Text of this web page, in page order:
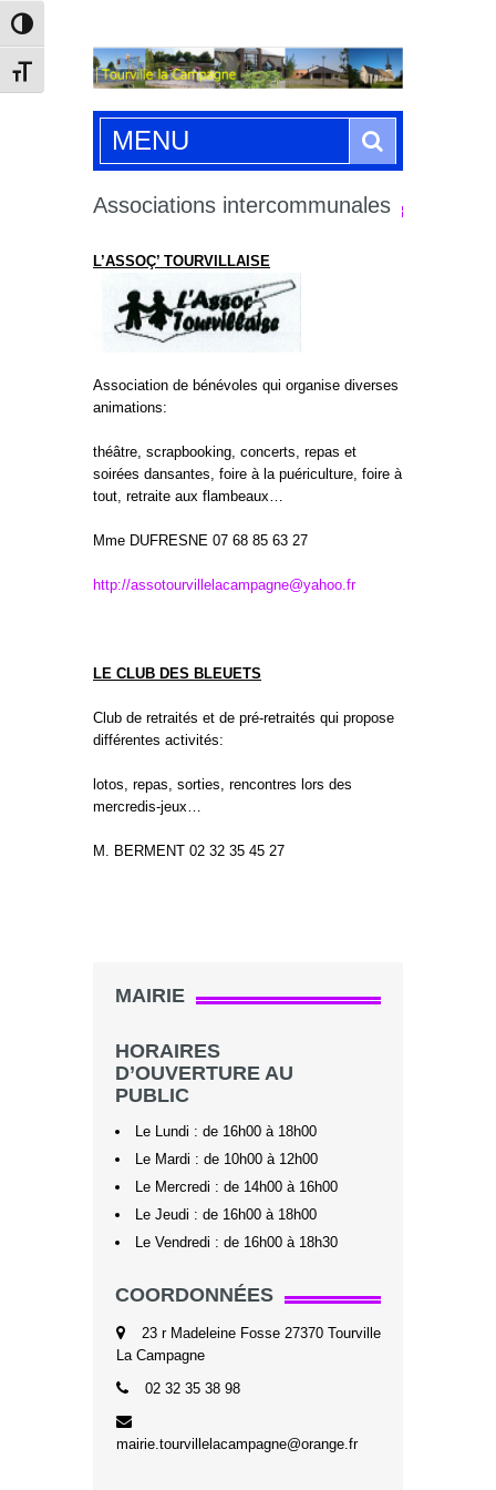
Passer en contraste élevé
Changer la taille de la police
MENU
Associations intercommunales
L’ASSOÇ’ TOURVILLAISE
Association de bénévoles qui organise diverses
animations:
théâtre, scrapbooking, concerts, repas et
soirées dansantes, foire à la puériculture, foire à
tout, retraite aux flambeaux…
Mme DUFRESNE 07 68 85 63 27
http://assotourvillelacampagne@yahoo.fr
LE CLUB DES BLEUETS
Club de retraités et de pré-retraités qui propose
différentes activités:
lotos, repas, sorties, rencontres lors des
mercredis-jeux…
M. BERMENT 02 32 35 45 27
MAIRIE
HORAIRES
D’OUVERTURE AU
PUBLIC
Le Lundi : de 16h00 à 18h00
Le Mardi : de 10h00 à 12h00
Le Mercredi : de 14h00 à 16h00
Le Jeudi : de 16h00 à 18h00
Le Vendredi : de 16h00 à 18h30
COORDONNÉES
23 r Madeleine Fosse 27370 Tourville
La Campagne
02 32 35 38 98
mairie.tourvillelacampagne@orange.fr